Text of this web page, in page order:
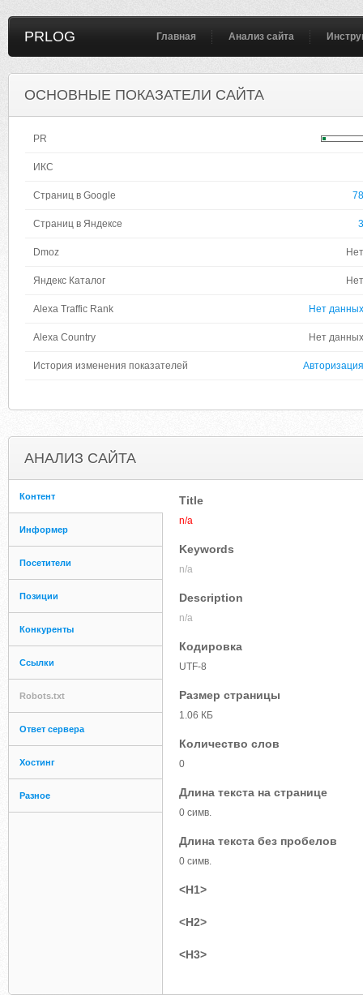
PRLOG Главная Анализ сайта
ОСНОВНЫЕ ПОКАЗАТЕЛИ САЙТА
PR
ИКС
Страниц в Google 78
Страниц в Яндексе 3
Dmoz Нет
Яндекс Каталог Нет
Alexa Traffic Rank Нет данных
Alexa Country Нет данных
История изменения показателей Авторизация
АНАЛИЗ САЙТА
Контент
Информер
Посетители
Позиции
Конкуренты
Ссылки
Robots.txt
Ответ сервера
Хостинг
Разное
Title
n/a
Keywords
n/a
Description
n/a
Кодировка
UTF-8
Размер страницы
1.06 КБ
Количество слов
0
Длина текста на странице
0 симв.
Длина текста без пробелов
0 симв.
<H1>
<H2>
<H3>